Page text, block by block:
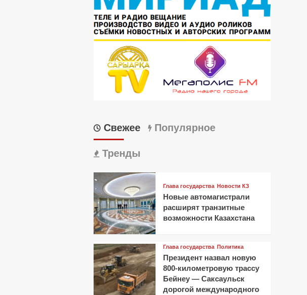
Свежее Популярное
Тренды
Глава государства Новости КЗ
Новые автомагистрали
расширят транзитные
возможности Казахстана
Глава государства Политика
Президент назвал новую
800-километровую трассу
Бейнеу — Саксаульск
дорогой международного